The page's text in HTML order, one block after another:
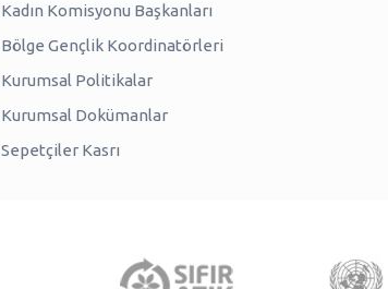
Kadın Komisyonu Başkanları
Bölge Gençlik Koordinatörleri
Kurumsal Politikalar
Kurumsal Dokümanlar
Sepetçiler Kasrı